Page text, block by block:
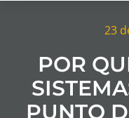
23
POR
PUNTO